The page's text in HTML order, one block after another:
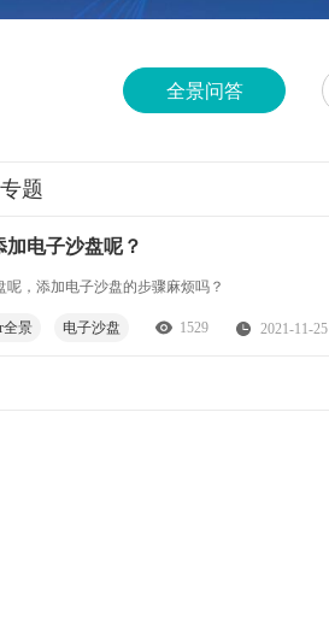
全景问答
题
电子沙盘呢？
，添加电子沙盘的步骤麻烦吗？
全景 电子沙盘 1529 2021-11-25